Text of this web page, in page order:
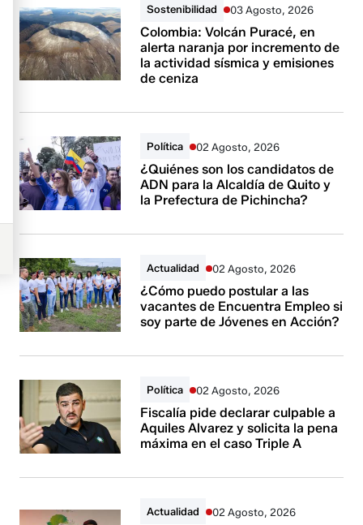
Sostenibilidad 03 Agosto, 2026
Colombia: Volcán Puracé, en
alerta naranja por incremento de
la actividad sísmica y emisiones
de ceniza
Política 02 Agosto, 2026
¿Quiénes son los candidatos de
ADN para la Alcaldía de Quito y
la Prefectura de Pichincha?
Actualidad 02 Agosto, 2026
¿Cómo puedo postular a las
vacantes de Encuentra Empleo si
soy parte de Jóvenes en Acción?
Política 02 Agosto, 2026
Fiscalía pide declarar culpable a
Aquiles Alvarez y solicita la pena
máxima en el caso Triple A
Actualidad 02 Agosto, 2026